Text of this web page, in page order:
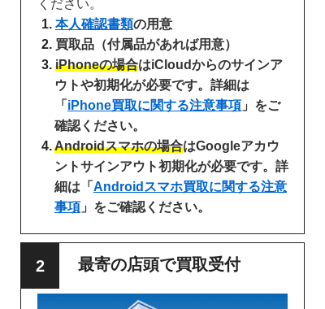
ください。
本人確認書類の用意
買取品（付属品があれば用意）
iPhoneの場合はiCloudからのサインア
ウトや初期化が必要です。詳細は
「 iPhone買取に関する注意事項 」をご
確認ください。
Androidスマホの場合はGoogleアカウ
ントサインアウト初期化が必要です。詳
細は「 Androidスマホ買取に関する注意
事項 」をご確認ください。
最寄の店頭で買取受付